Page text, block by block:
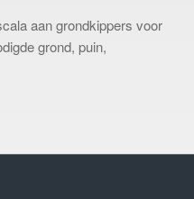
aan grondkippers voor
grond, puin,